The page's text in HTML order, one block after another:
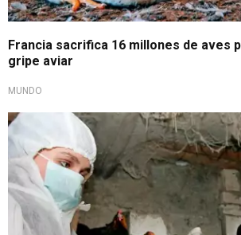
Francia sacrifica 16 millones de aves
gripe aviar
MUNDO